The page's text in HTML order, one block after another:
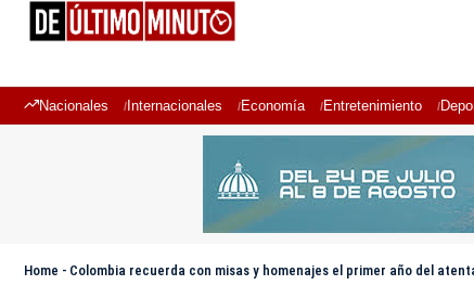
Nacionales Internacionales Economía Entretenimiento
Home - Colombia recuerda con misas y homenajes el primer año del